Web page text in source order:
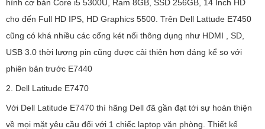
hình cơ bản Core i5 5300U, Ram 8GB, SSD 256GB, 14 Inch HD
cho đến Full HD IPS, HD Graphics 5500. Trên Dell Lattude E7450
cũng có khá nhiều các cổng két nối thông dụng như HDMI , SD,
USB 3.0 thời lượng pin cũng được cải thiện hơn đáng kể so với
phiên bản trước E7440
2. Dell Latitude E7470
Với Dell Latitude E7470 thì hãng Dell đã gần đạt tới sự hoàn thiện
về mọi mặt yêu cầu đối với 1 chiếc laptop văn phòng. Thiết kế